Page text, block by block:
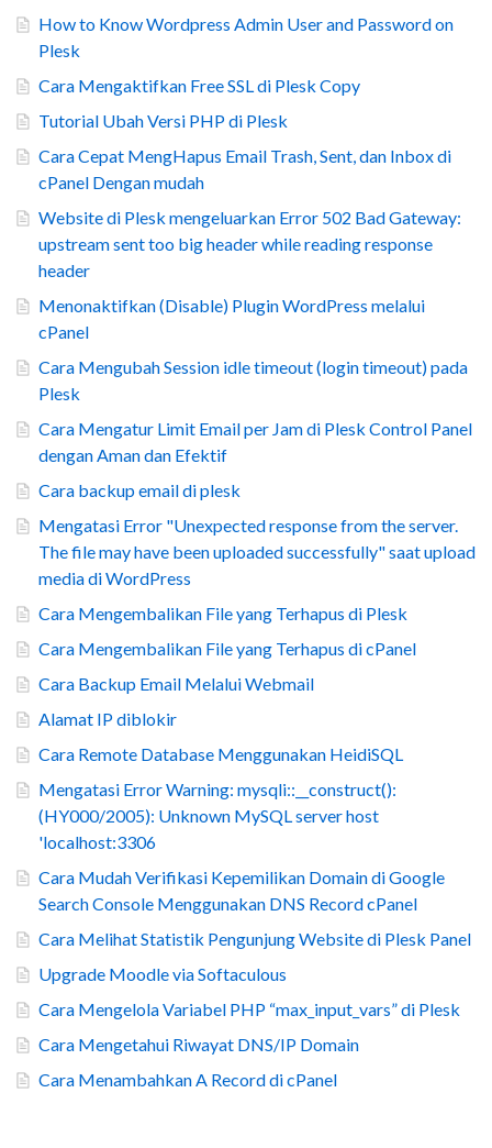
How to Know Wordpress Admin User and Password on
Plesk
Cara Mengaktifkan Free SSL di Plesk Copy
Tutorial Ubah Versi PHP di Plesk
Cara Cepat MengHapus Email Trash, Sent, dan Inbox di
cPanel Dengan mudah
Website di Plesk mengeluarkan Error 502 Bad Gateway:
upstream sent too big header while reading response
header
Menonaktifkan (Disable) Plugin WordPress melalui
cPanel
Cara Mengubah Session idle timeout (login timeout) pada
Plesk
Cara Mengatur Limit Email per Jam di Plesk Control Panel
dengan Aman dan Efektif
Cara backup email di plesk
Mengatasi Error "Unexpected response from the server.
The file may have been uploaded successfully" saat upload
media di WordPress
Cara Mengembalikan File yang Terhapus di Plesk
Cara Mengembalikan File yang Terhapus di cPanel
Cara Backup Email Melalui Webmail
Alamat IP diblokir
Cara Remote Database Menggunakan HeidiSQL
Mengatasi Error Warning: mysqli::__construct():
(HY000/2005): Unknown MySQL server host
'localhost:3306
Cara Mudah Verifikasi Kepemilikan Domain di Google
Search Console Menggunakan DNS Record cPanel
Cara Melihat Statistik Pengunjung Website di Plesk Panel
Upgrade Moodle via Softaculous
Cara Mengelola Variabel PHP “max_input_vars” di Plesk
Cara Mengetahui Riwayat DNS/IP Domain
Cara Menambahkan A Record di cPanel